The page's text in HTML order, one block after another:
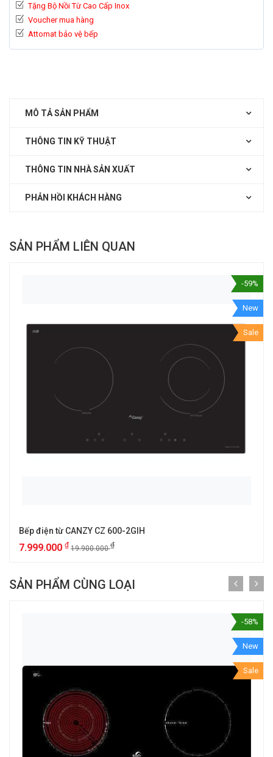
Tặng Bộ Nồi Từ Cao Cấp Inox
Voucher mua hàng
Attomat bảo vệ bếp
MÔ TẢ SẢN PHẨM
THÔNG TIN KỸ THUẬT
THÔNG TIN NHÀ SẢN XUẤT
PHẢN HỒI KHÁCH HÀNG
SẢN PHẨM LIÊN QUAN
-59%
New
Sale
Bếp điện từ CANZY CZ 600-2GIH
7.999.000 ₫ 19.900.000₫
SẢN PHẨM CÙNG LOẠI
-58%
New
Sale